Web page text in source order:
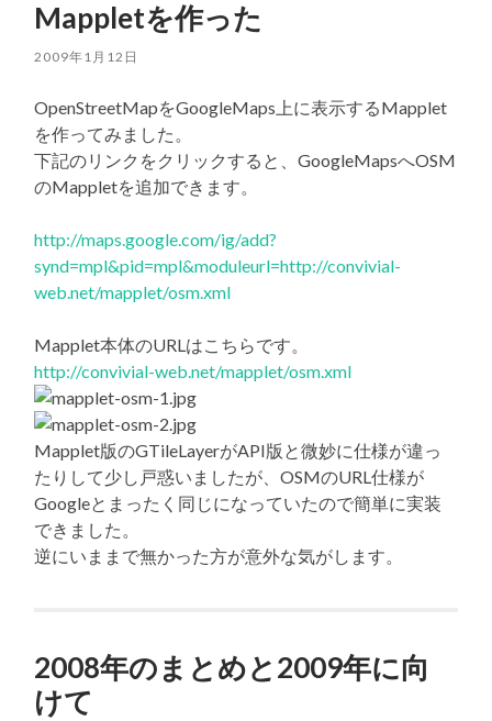
Mappletを作った
2009年1月12日
OpenStreetMapをGoogleMaps上に表示するMapplet
を作ってみました。
下記のリンクをクリックすると、GoogleMapsへOSM
のMappletを追加できます。
http://maps.google.com/ig/add?
synd=mpl&pid=mpl&moduleurl=http://convivial-
web.net/mapplet/osm.xml
Mapplet本体のURLはこちらです。
http://convivial-web.net/mapplet/osm.xml
Mapplet版のGTileLayerがAPI版と微妙に仕様が違っ
たりして少し戸惑いましたが、OSMのURL仕様が
Googleとまったく同じになっていたので簡単に実装
できました。
逆にいままで無かった方が意外な気がします。
2008年のまとめと2009年に向
けて